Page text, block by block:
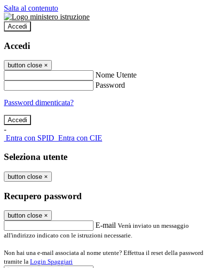
Salta al contenuto
Accedi
Accedi
button close ×
Nome Utente
Password
Password dimenticata?
-
Entra con SPID Entra con CIE
Seleziona utente
button close ×
Recupero password
button close ×
E-mail Verrà inviato un messaggio
all'indirizzo indicato con le istruzioni necessarie.
Non hai una e-mail associata al nome utente? Effettua il reset della password
tramite la Login Spaggiari